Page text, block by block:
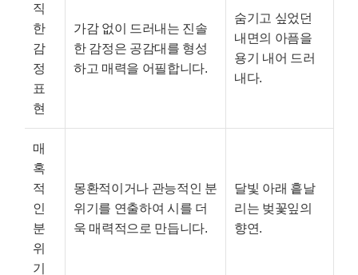
직
한
감
정
표
현
가감 없이 드러내는 진솔
한 감정은 공감대를 형성
하고 매력을 어필합니다.
숨기고 싶었던
내면의 아픔을
용기 내어 드러
내다.
매
혹
적
인
분
위
기
몽환적이거나 관능적인 분
위기를 연출하여 시를 더
욱 매력적으로 만듭니다.
달빛 아래 흩날
리는 벚꽃잎의
향연.